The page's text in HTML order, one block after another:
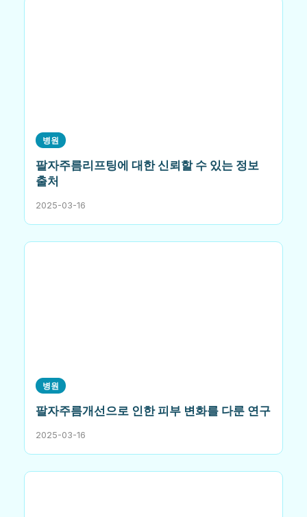
병원
팔자주름리프팅에 대한 신뢰할 수 있는 정보
출처
2025-03-16
병원
팔자주름개선으로 인한 피부 변화를 다룬 연구
2025-03-16